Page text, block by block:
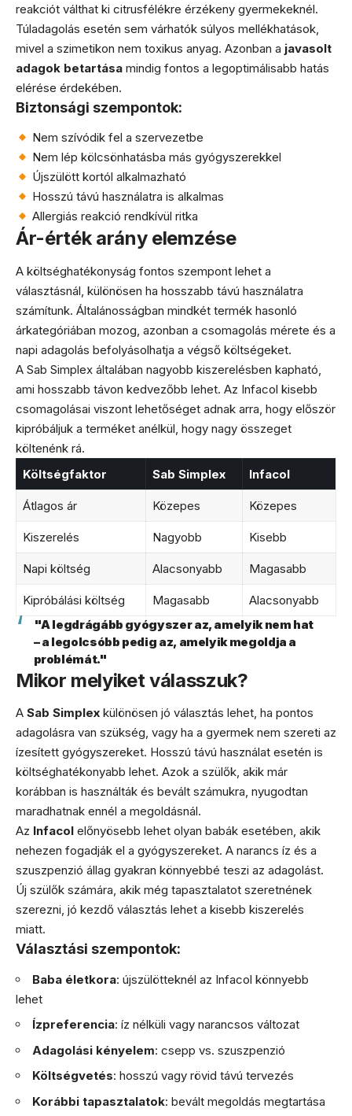
reakciót válthat ki citrusfélékre érzékeny gyermekeknél.
Túladagolás esetén sem várhatók súlyos mellékhatások,
mivel a szimetikon nem toxikus anyag. Azonban a javasolt
adagok betartása mindig fontos a legoptimálisabb hatás
elérése érdekében.
Biztonsági szempontok:
Nem szívódik fel a szervezetbe
Nem lép kölcsönhatásba más gyógyszerekkel
Újszülött kortól alkalmazható
Hosszú távú használatra is alkalmas
Allergiás reakció rendkívül ritka
Ár-érték arány elemzése
A költséghatékonyság fontos szempont lehet a
választásnál, különösen ha hosszabb távú használatra
számítunk. Általánosságban mindkét termék hasonló
árkategóriában mozog, azonban a csomagolás mérete és a
napi adagolás befolyásolhatja a végső költségeket.
A Sab Simplex általában nagyobb kiszerelésben kapható,
ami hosszabb távon kedvezőbb lehet. Az Infacol kisebb
csomagolásai viszont lehetőséget adnak arra, hogy először
kipróbáljuk a terméket anélkül, hogy nagy összeget
költenénk rá.
Költségfaktor
Sab Simplex Infacol
Átlagos ár Közepes Közepes
Kiszerelés Nagyobb Kisebb
Napi költség Alacsonyabb Magasabb
Kipróbálási költség Magasabb
Alacsonyabb
"A legdrágább gyógyszer az, amelyik nem hat
– a legolcsóbb pedig az, amelyik megoldja a
problémát."
Mikor melyiket válasszuk?
A Sab Simplex különösen jó választás lehet, ha pontos
adagolásra van szükség, vagy ha a gyermek nem szereti az
ízesített gyógyszereket. Hosszú távú használat esetén is
költséghatékonyabb lehet. Azok a szülők, akik már
korábban is használták és bevált számukra, nyugodtan
maradhatnak ennél a megoldásnál.
Az Infacol előnyösebb lehet olyan babák esetében, akik
nehezen fogadják el a gyógyszereket. A narancs íz és a
szuszpenzió állag gyakran könnyebbé teszi az adagolást.
Új szülők számára, akik még tapasztalatot szeretnének
szerezni, jó kezdő választás lehet a kisebb kiszerelés
miatt.
Választási szempontok:
Baba életkora: újszülötteknél az Infacol könnyebb
lehet
Ízpreferencia: íz nélküli vagy narancsos változat
Adagolási kényelem: csepp vs. szuszpenzió
Költségvetés: hosszú vagy rövid távú tervezés
Korábbi tapasztalatok: bevált megoldás megtartása